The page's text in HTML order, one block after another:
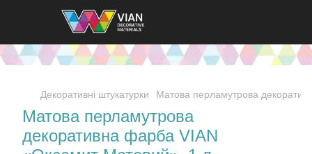
Декоративні штукатурки Матова перламутрова
Матова перламутрова
декоративна фарба VIAN